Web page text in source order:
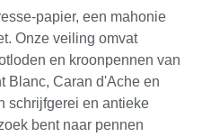
papier, een mahonie
Onze veiling omvat
en kroonpennen van
Blanc, Caran d'Ache en
schrijfgerei en antieke
bent naar pennen